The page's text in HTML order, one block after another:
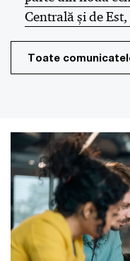
Centrală și de
Toate